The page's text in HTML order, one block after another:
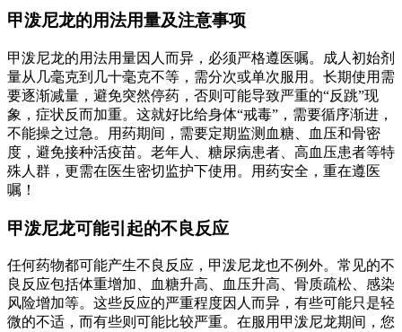
甲泼尼龙的用法用量及注意事项
甲泼尼龙的用法用量因人而异，必须严格遵医嘱。成人初始剂
量从几毫克到几十毫克不等，需分次或单次服用。长期使用需
要逐渐减量，避免突然停药，否则可能导致严重的“反跳”现
象，症状反而加重。这就好比给身体“戒毒”，需要循序渐进，
不能操之过急。用药期间，需要定期监测血糖、血压和骨密
度，避免接种活疫苗。老年人、糖尿病患者、高血压患者等特
殊人群，更需在医生密切监护下使用。用药安全，重在遵医
嘱！
甲泼尼龙可能引起的不良反应
任何药物都可能产生不良反应，甲泼尼龙也不例外。常见的不
良反应包括体重增加、血糖升高、血压升高、骨质疏松、感染
风险增加等。这些反应的严重程度因人而异，有些可能只是轻
微的不适，而有些则可能比较严重。在服用甲泼尼龙期间，您